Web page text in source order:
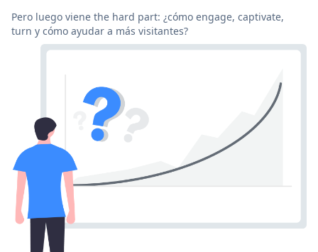
Pero luego viene the hard part: ¿cómo engage, captivate,
turn y cómo ayudar a más visitantes?